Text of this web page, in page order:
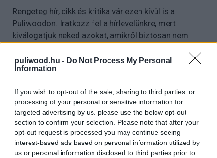
puliwood.hu - Do Not Process My Personal
Information
If you wish to opt-out of the sale, sharing to third parties, or
processing of your personal or sensitive information for
targeted advertising by us, please use the below opt-out
section to confirm your selection. Please note that after your
opt-out request is processed you may continue seeing
interest-based ads based on personal information utilized by
us or personal information disclosed to third parties prior to
Rengeteg hír, cikk és kritika vár ezen kívül is a
Puliwoodon. Iratkozz fel a hírlevelünkre, mert
kiválogatjuk neked azokat, amikről biztosan nem
Kijelentem, hogy az adatkezelési nyilatkozat tartalmát
megismertem és azt elfogadom.
Feliratkozom